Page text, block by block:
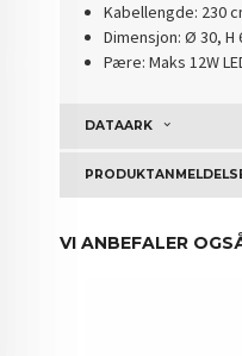
Kabellengde: 230
Dimensjon: Ø 30, H
Pære: Maks 12W
DATAARK
VI ANBEFALER